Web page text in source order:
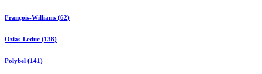
François-Williams (62)
Ozias-Leduc (138)
Polybel (141)